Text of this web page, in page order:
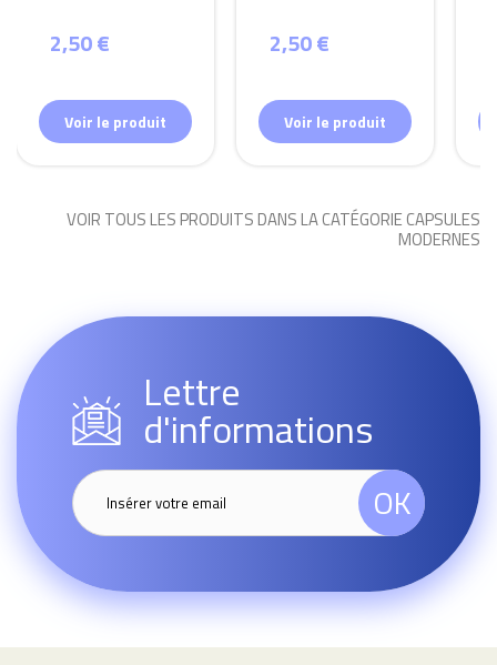
2,50 €
Voir le produit
2,50 €
Voir le produit
VOIR TOUS LES PRODUITS DANS LA CATÉGORIE CAPSULES
MODERNES
Lettre
d'informations
OK